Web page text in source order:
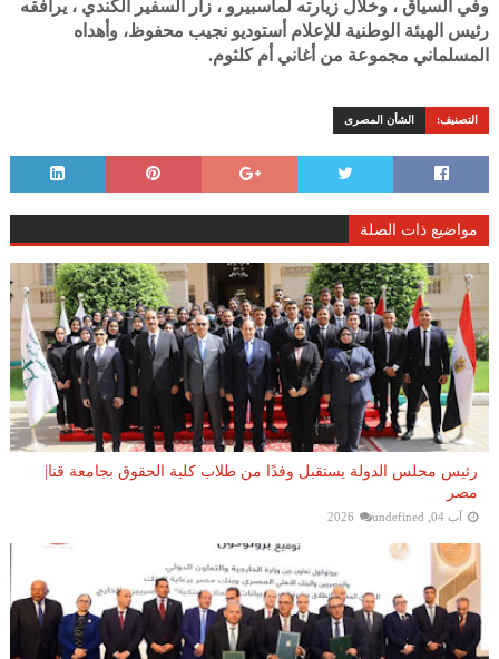
وفي السياق ، وخلال زيارته لماسبيرو ، زار السفير الكندي ، يرافقه
رئيس الهيئة الوطنية للإعلام أستوديو نجيب محفوظ، وأهداه
المسلماني مجموعة من أغاني أم كلثوم.
التصنيف: الشأن المصرى
مواضيع ذات الصلة
رئيس مجلس الدولة يستقبل وفدًا من طلاب كلية الحقوق بجامعة قنا|
مصر
آب 04, 2026 undefined